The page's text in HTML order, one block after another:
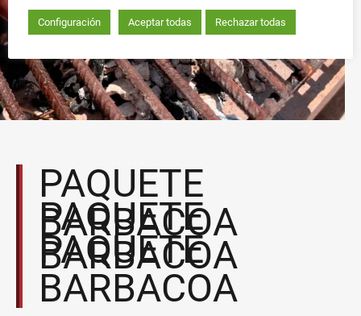
PAQUETE
BARBACOA
PAQUETE
BARBACOA
PAQUETE
BARBACOA
Configuración Aceptar todas Rechazar todas